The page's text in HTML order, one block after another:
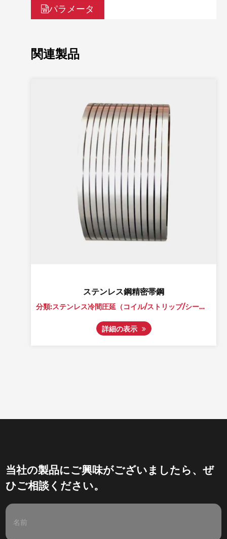
パラメータ
関連製品
ステンレス鋼精密帯鋼
分類:ステンレス冷間圧延（コイル/ストリップ/シート）
詳細の表示
当社の製品にご興味がございましたら、ぜ
ひご相談ください。